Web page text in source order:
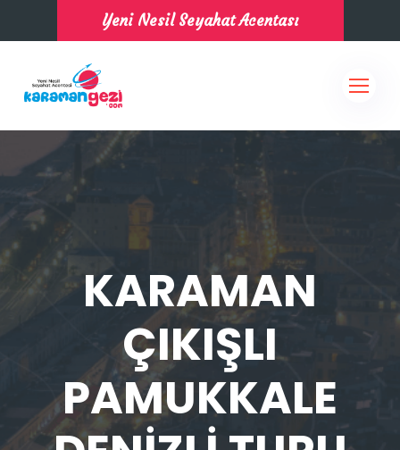
Yeni Nesil Seyahat Acentası
KARAMAN
ÇIKIŞLI
PAMUKKALE